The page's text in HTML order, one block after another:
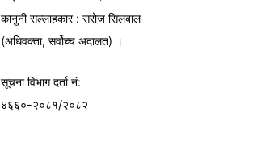
कानुनी सल्लाहकार : सरोज सिलबाल
(अधिवक्ता, सर्वोच्च अदालत) ।
सूचना विभागदर्ता नं:
४६६०-२०८१/२०८२